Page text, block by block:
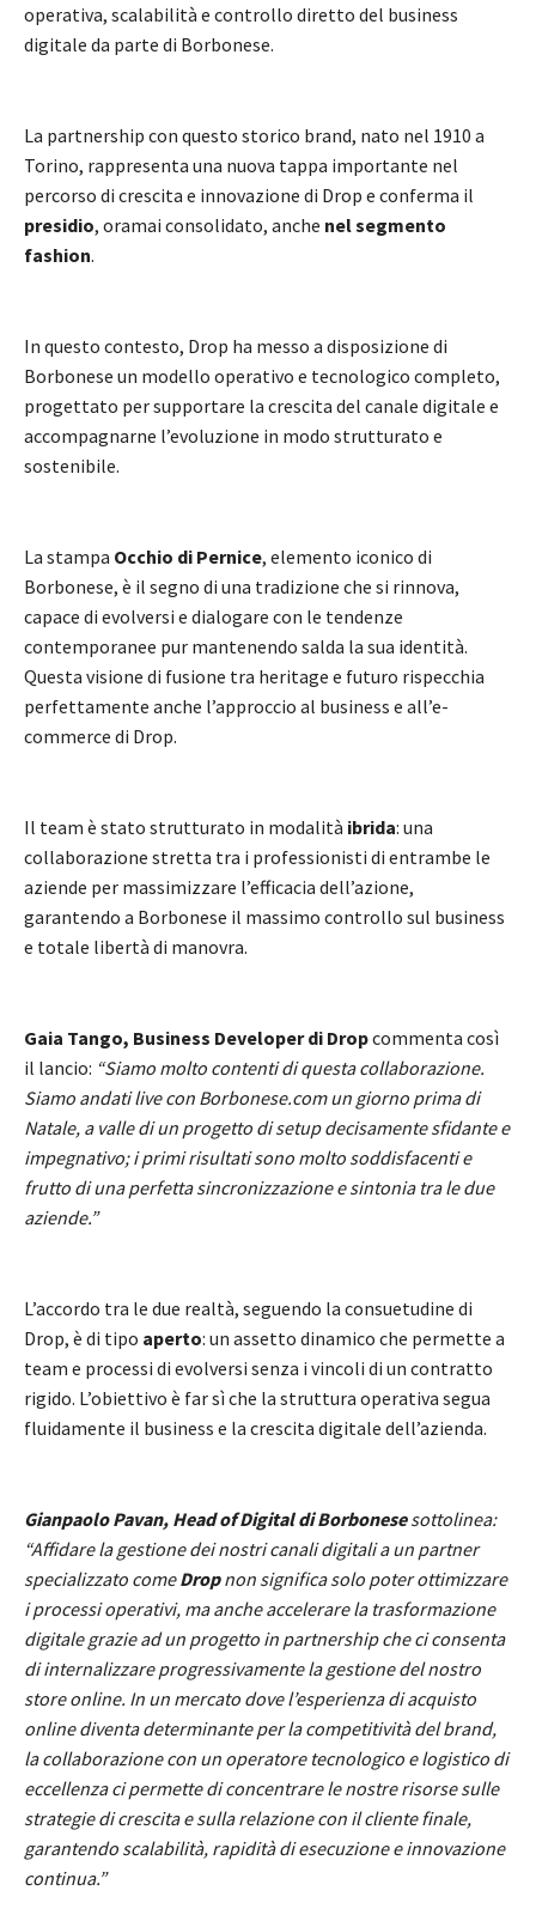
operativa, scalabilità e controllo diretto del business
digitale da parte di Borbonese.
La partnership con questo storico brand, nato nel 1910 a
Torino, rappresenta una nuova tappa importante nel
percorso di crescita e innovazione di Drop e conferma il
presidio, oramai consolidato, anche nel segmento
fashion.
In questo contesto, Drop ha messo a disposizione di
Borbonese un modello operativo e tecnologico completo,
progettato per supportare la crescita del canale digitale e
accompagnarne l’evoluzione in modo strutturato e
sostenibile.
La stampa Occhio di Pernice, elemento iconico di
Borbonese, è il segno di una tradizione che si rinnova,
capace di evolversi e dialogare con le tendenze
contemporanee pur mantenendo salda la sua identità.
Questa visione di fusione tra heritage e futuro rispecchia
perfettamente anche l’approccio al business e all’e-
commerce di Drop.
Il team è stato strutturato in modalità ibrida: una
collaborazione stretta tra i professionisti di entrambe le
aziende per massimizzare l’efficacia dell’azione,
garantendo a Borbonese il massimo controllo sul business
e totale libertà di manovra.
Gaia Tango, Business Developer di Dropcommenta così
il lancio: “Siamo molto contenti di questa collaborazione.
Siamo andati live con Borbonese.com un giorno prima di
Natale, a valle di un progetto di setup decisamente sfidante e
impegnativo; i primi risultati sono molto soddisfacenti e
frutto di una perfetta sincronizzazione e sintonia tra le due
aziende.”
L’accordo tra le due realtà, seguendo la consuetudine di
Drop, è di tipo aperto: un assetto dinamico che permette a
team e processi di evolversi senza i vincoli di un contratto
rigido. L’obiettivo è far sì che la struttura operativa segua
fluidamente il business e la crescita digitale dell’azienda.
Gianpaolo Pavan, Head of Digital di Borbonesesottolinea:
“Affidare la gestione dei nostri canali digitali a un partner
specializzato comeDropnon significa solo poter ottimizzare
i processi operativi, ma anche accelerare la trasformazione
digitale grazie ad un progetto in partnership che ci consenta
di internalizzare progressivamente la gestione del nostro
store online. In un mercato dove l’esperienza di acquisto
online diventa determinante per la competitività del brand,
la collaborazione con un operatore tecnologico e logistico di
eccellenza ci permette di concentrare le nostre risorse sulle
strategie di crescita e sulla relazione con il cliente finale,
garantendo scalabilità, rapidità di esecuzione e innovazione
continua.”